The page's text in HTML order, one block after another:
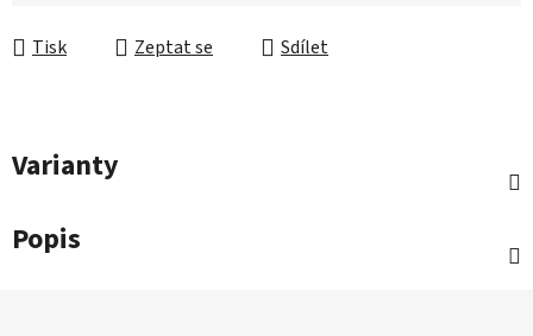
Tisk
Zeptat se Sdílet
Varianty
Popis